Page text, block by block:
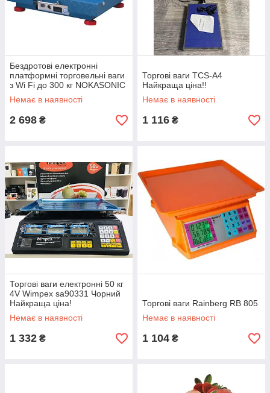
Бездротові електронні
платформні торговельні ваги
з Wi Fi до 300 кг NOKASONIC
NK-300 | РК дисплей
Немає в наявності
2 698 ₴
Торгові ваги TCS-A4
Найкраща ціна!!
Немає в наявності
1 116 ₴
Торгові ваги електронні 50 кг
4V Wimpex sa90331 Чорний
Найкраща ціна!
Немає в наявності
1 332 ₴
Торгові ваги Rainberg RB 805
Немає в наявності
1 104 ₴